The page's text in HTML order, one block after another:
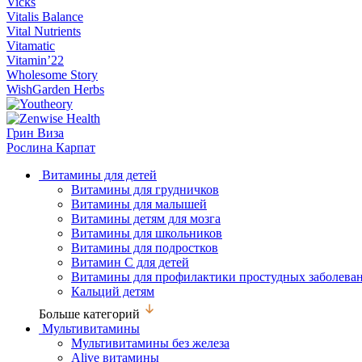
Vitalis Balance
Vital Nutrients
Vitamatic
Vitamin’22
Wholesome Story
WishGarden Herbs
Грин Виза
Рослина Карпат
Витамины для детей
Витамины для грудничков
Витамины для малышей
Витамины детям для мозга
Витамины для школьников
Витамины для подростков
Витамин С для детей
Витамины для профилактики простудных
Кальций детям
Больше категорий
Мультивитамины
Мультивитамины без железа
Alive витамины